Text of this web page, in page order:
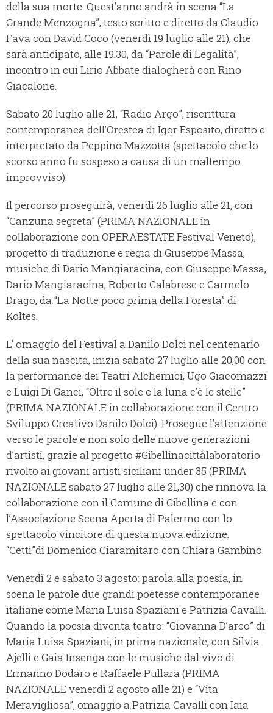
della sua morte. Quest’anno andrà in scena “La
Grande Menzogna”, testo scritto e diretto da Claudio
Fava con David Coco (venerdì 19 luglio alle 21), che
sarà anticipato, alle 19.30, da “Parole di Legalità”,
incontro in cui Lirio Abbate dialogherà con Rino
Giacalone.
Sabato 20 luglio alle 21, “Radio Argo”, riscrittura
contemporanea dell’Orestea di Igor Esposito, diretto e
interpretato da Peppino Mazzotta (spettacolo che lo
scorso anno fu sospeso a causa di un maltempo
improvviso).
Il percorso proseguirà, venerdì 26 luglio alle 21, con
“Canzuna segreta” (PRIMA NAZIONALE in
collaborazione con OPERAESTATE Festival Veneto),
progetto di traduzione e regia di Giuseppe Massa,
musiche di Dario Mangiaracina, con Giuseppe Massa,
Dario Mangiaracina, Roberto Calabrese e Carmelo
Drago, da “La Notte poco prima della Foresta” di
Koltes.
L’ omaggio del Festival a Danilo Dolci nel centenario
della sua nascita, inizia sabato 27 luglio alle 20,00 con
la performance dei Teatri Alchemici, Ugo Giacomazzi
e Luigi Di Ganci, “Oltre il sole e la luna c’è le stelle”
(PRIMA NAZIONALE in collaborazione con il Centro
Sviluppo Creativo Danilo Dolci). Prosegue l’attenzione
verso le parole e non solo delle nuove generazioni
d’artisti, grazie al progetto #Gibellinacittàlaboratorio
rivolto ai giovani artisti siciliani under 35 (PRIMA
NAZIONALE sabato 27 luglio alle 21,30) che rinnova la
collaborazione con il Comune di Gibellina e con
l’Associazione Scena Aperta di Palermo con lo
spettacolo vincitore di questa nuova edizione:
“Cetti”di Domenico Ciaramitaro con Chiara Gambino.
Venerdì 2 e sabato 3 agosto: parola alla poesia, in
scena le parole due grandi poetesse contemporanee
italiane come Maria Luisa Spaziani e Patrizia Cavalli.
Quando la poesia diventa teatro: “Giovanna D’arco” di
Maria Luisa Spaziani, in prima nazionale, con Silvia
Ajelli e Gaia Insenga con le musiche dal vivo di
Ermanno Dodaro e Raffaele Pullara (PRIMA
NAZIONALE venerdì 2 agosto alle 21) e “Vita
Meravigliosa”, omaggio a Patrizia Cavalli con Iaia